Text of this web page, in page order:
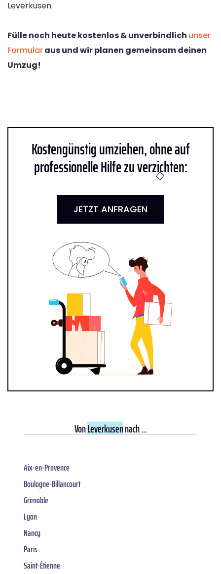
Leverkusen.
Fülle noch heute kostenlos & unverbindlich unser
Formularaus und wir planen gemeinsam deinen
Umzug!
Kostengünstig umziehen, ohne auf
professionelle Hilfe zu verzichten:
JETZT ANFRAGEN
VonLeverkusennach ...
Aix-en-Provence
Boulogne-Billancourt
Grenoble
Lyon
Nancy
Paris
Saint-Étienne